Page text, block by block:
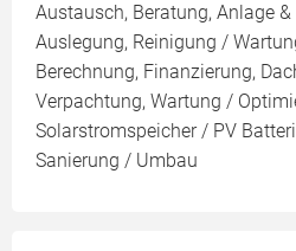
Austausch, Beratung, Anlage
Auslegung, Reinigung /
Berechnung, Finanzierung,
Verpachtung, Wartung /
Solarstromspeicher / PV
Sanierung / Umbau